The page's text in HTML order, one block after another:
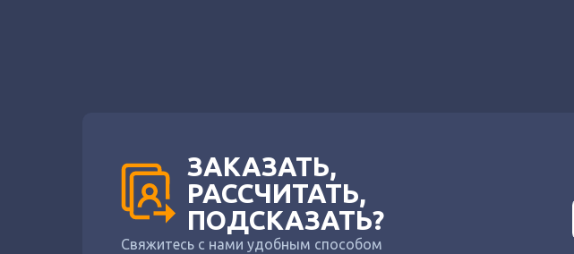
ЗАКАЗАТЬ,
РАССЧИТАТЬ,
ПОДСКАЗАТЬ?
Свяжитесь с нами удобным способом